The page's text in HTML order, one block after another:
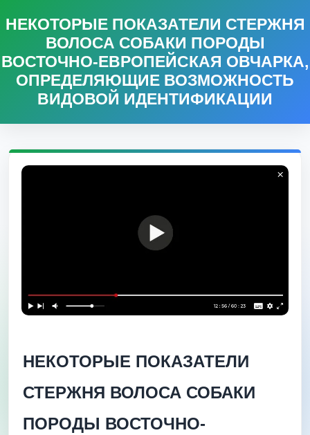
НЕКОТОРЫЕ ПОКАЗАТЕЛИ СТЕРЖНЯ
ВОЛОСА СОБАКИ ПОРОДЫ
ВОСТОЧНО-ЕВРОПЕЙСКАЯ ОВЧАРКА,
ОПРЕДЕЛЯЮЩИЕ ВОЗМОЖНОСТЬ
ВИДОВОЙ ИДЕНТИФИКАЦИИ
НЕКОТОРЫЕ ПОКАЗАТЕЛИ
СТЕРЖНЯ ВОЛОСА СОБАКИ
ПОРОДЫ ВОСТОЧНО-